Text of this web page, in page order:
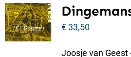
€33,50
Joosje van Geest